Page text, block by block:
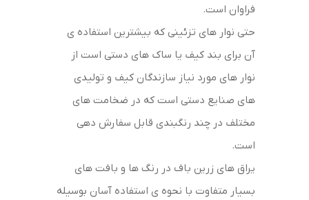
فراوان است.
حتی نوار های تزئینی که بیشترین استفاده ی
آن برای بند کیف یا ساک های دستی است از
نوار های مورد نیاز سازندگان کیف و تولیدی
های صنایع دستی است که در ضخامت های
مختلف در چند رنگبندی قابل سفارش دهی
است.
یراق های زرین باف در رنگ ها و بافت های
بسیار متفاوت با نحوه ی استفاده آسان بوسیله